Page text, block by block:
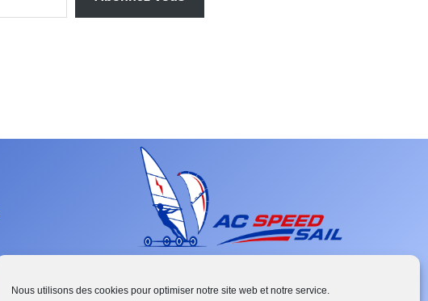
Nous utilisons des cookies pour optimiser notre site web et notre service.
French